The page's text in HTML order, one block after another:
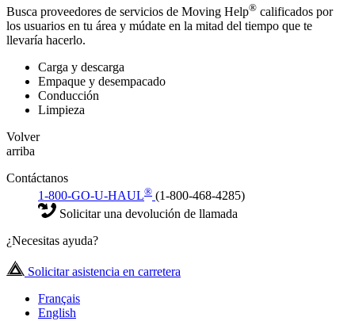
Busca proveedores de servicios de Moving Help® calificados por
los usuarios en tu área y múdate en la mitad del tiempo que te
llevaría hacerlo.
Carga y descarga
Empaque y desempacado
Conducción
Limpieza
Volver
arriba
Contáctanos
1-800-GO-U-HAUL® (1-800-468-4285)
Solicitar una devolución de llamada
¿Necesitas ayuda?
Solicitar asistencia en carretera
Français
English